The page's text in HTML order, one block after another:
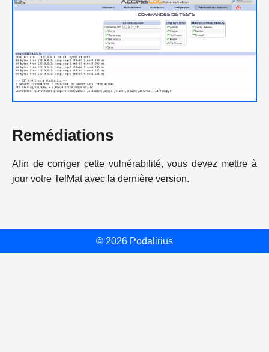
Remédiations
Afin de corriger cette vulnérabilité, vous devez mettre à
jour votre TelMat avec la dernière version.
© 2026 Podalirius